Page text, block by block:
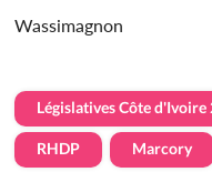
Wassimagnon
Législatives Côte d'Ivoire
RHDP Marcory